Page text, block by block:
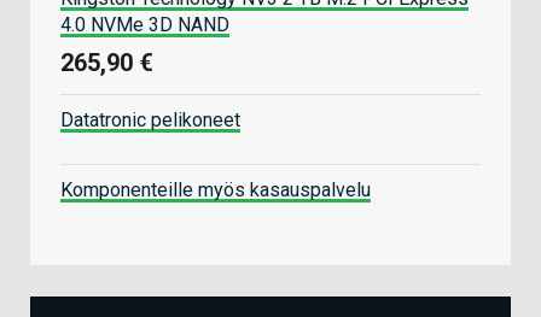
4.0 NVMe 3D NAND
265,90 €
Datatronic pelikoneet
Komponenteille myös kasauspalvelu